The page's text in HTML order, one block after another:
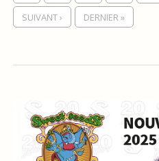
SUIVANT ›
DERNIER »